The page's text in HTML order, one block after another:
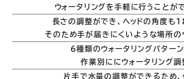
ウォータリングを手軽に行うことが
長さの調整ができ、ヘッドの角度も
そのため手が届きにくいような場所の
6種類のウォータリングパターン
作業別ににウォータリング調
片手で水量の調整ができるため、